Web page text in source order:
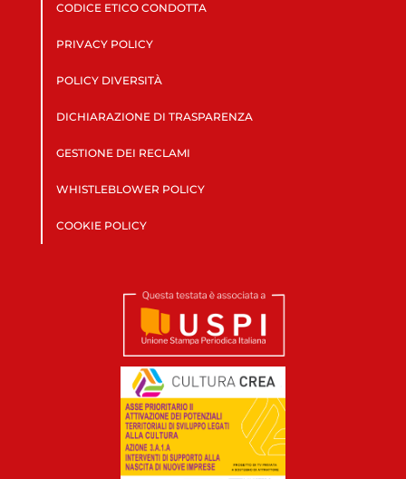
CODICE ETICO CONDOTTA
PRIVACY POLICY
POLICY DIVERSITÀ
DICHIARAZIONE DI TRASPARENZA
GESTIONE DEI RECLAMI
WHISTLEBLOWER POLICY
COOKIE POLICY